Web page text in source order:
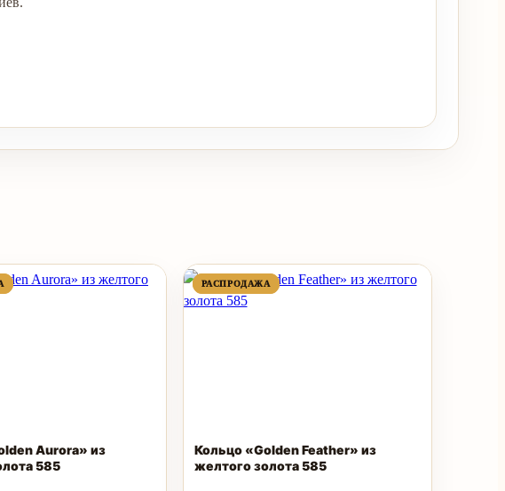
ПРОДАВАЕМЫЙ
ТОВАР
ПРОДАВАЕМЫЙ
ТОВАР
Aurora» из
585
РАСПРОДАЖАПРОДАВАЕМЫЙ
ТОВАР
РАСПРОДАЖАПРОДАВАЕМЫЙ
ТОВАР
Кольцо «Golden Feather» из
желтого золота 585